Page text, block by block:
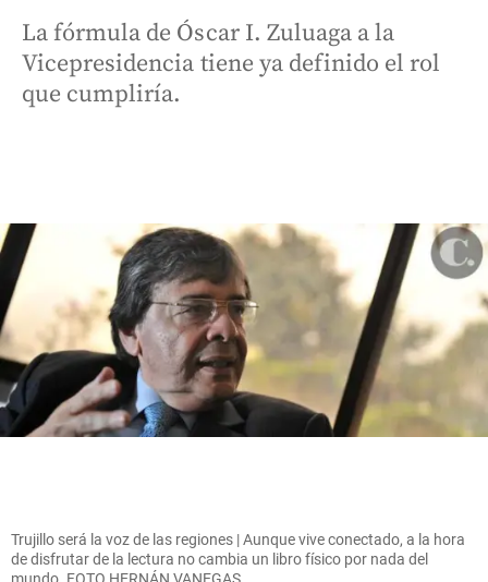
La fórmula de Óscar I. Zuluaga a la
Vicepresidencia tiene ya definido el rol
que cumpliría.
Trujillo será la voz de las regiones | Aunque vive conectado, a la hora
de disfrutar de la lectura no cambia un libro físico por nada del
mundo. FOTO HERNÁN VANEGAS